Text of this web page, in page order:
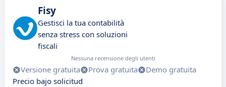
Fisy
Gestisci la tua contabilità
senza stress con soluzioni
fiscali
Nessuna recensione degli utenti
Versione gratuita Prova gratuita
Demo gratuita
Precio bajo solicitud